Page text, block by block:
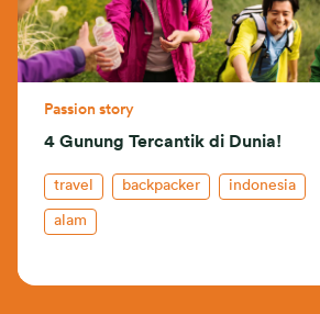
Passion story
4 Gunung Tercantik di Dunia!
travel backpacker indonesia
alam